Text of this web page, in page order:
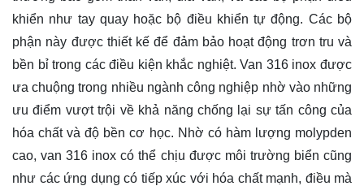
khiển như tay quay hoặc bộ điều khiển tự động. Các bộ
phận này được thiết kế để đảm bảo hoạt động trơn tru và
bền bỉ trong các điều kiện khắc nghiệt. Van 316 inox được
ưa chuộng trong nhiều ngành công nghiệp nhờ vào những
ưu điểm vượt trội về khả năng chống lại sự tấn công của
hóa chất và độ bền cơ học. Nhờ có hàm lượng molypden
cao, van 316 inox có thể chịu được môi trường biển cũng
như các ứng dụng có tiếp xúc với hóa chất mạnh, điều mà